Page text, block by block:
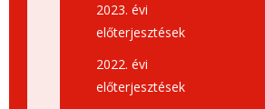
2023. évi
előterjesztések
2022. évi
előterjesztések